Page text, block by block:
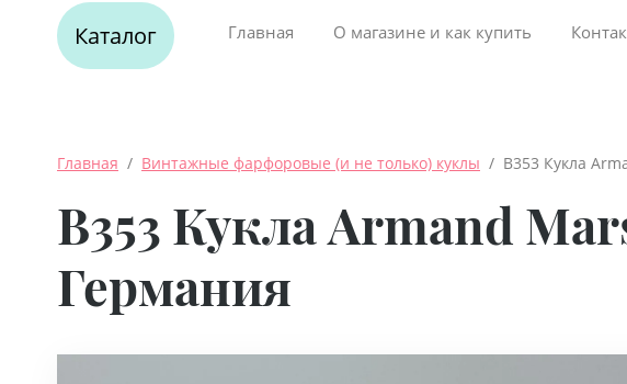
Каталог Главная О магазине и как купить
Главная
  /
Винтажные фарфоровые (и не только) куклы
/  B353 Кукла
B353 Кукла Armand
Германия